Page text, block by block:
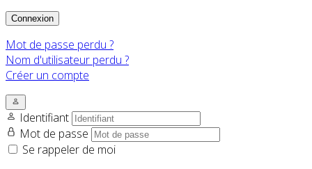
Connexion
Mot de passe perdu ?
Nom d'utilisateur perdu ?
Créer un compte
Identifiant
Mot de passe
Se rappeler de moi